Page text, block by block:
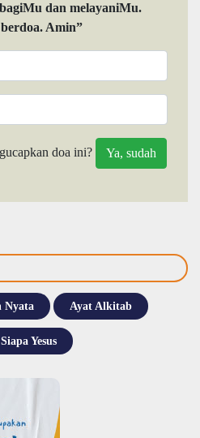
dan melayaniMu.
Amin”
doa ini?
Nyata Ayat Alkitab
Siapa Yesus